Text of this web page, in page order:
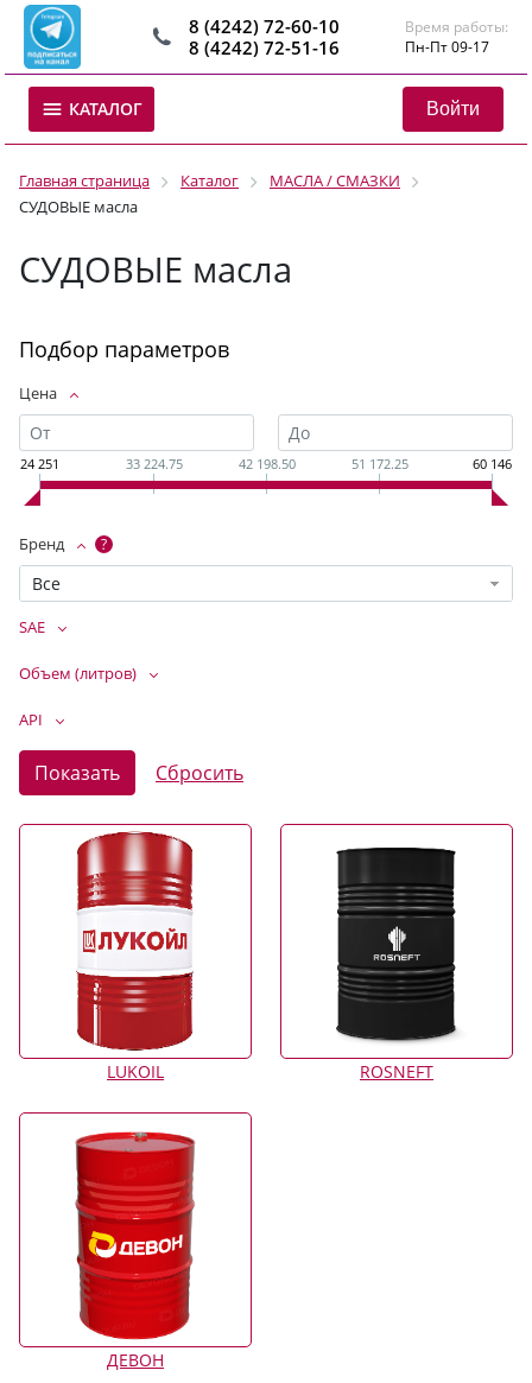
8 (4242) 72-60-10
8 (4242) 72-51-16
Время работы:
Пн-Пт 09-17
КАТАЛОГ Войти
Главная страница Каталог
МАСЛА / СМАЗКИ
СУДОВЫЕ масла
СУДОВЫЕ масла
Подбор параметров
Цена
24 251 33 224.75 42 198.50 51 172.25 60 146
Бренд ?
Все
SAE
Объем (литров)
API
LUKOIL ROSNEFT
ДЕВОН